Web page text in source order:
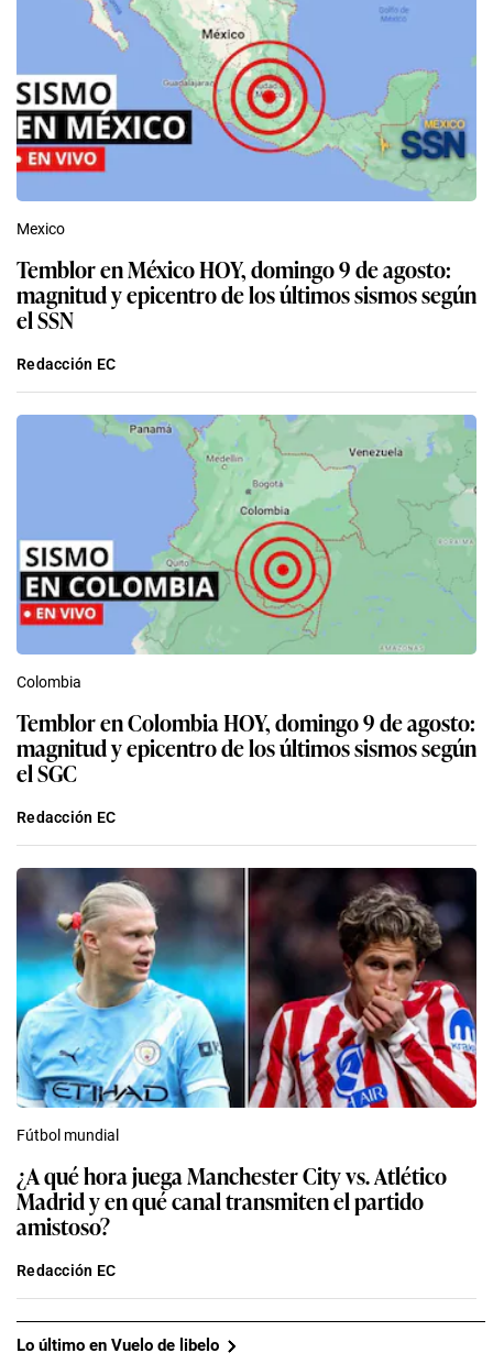
Mexico
Temblor en México HOY, domingo 9 de agosto:
magnitud y epicentro de los últimos sismos según
el SSN
Redacción EC
Colombia
Temblor en Colombia HOY, domingo 9 de agosto:
magnitud y epicentro de los últimos sismos según
el SGC
Redacción EC
Fútbol mundial
¿A qué hora juega Manchester City vs. Atlético
Madrid y en qué canal transmiten el partido
amistoso?
Redacción EC
Lo último en Vuelo de libelo